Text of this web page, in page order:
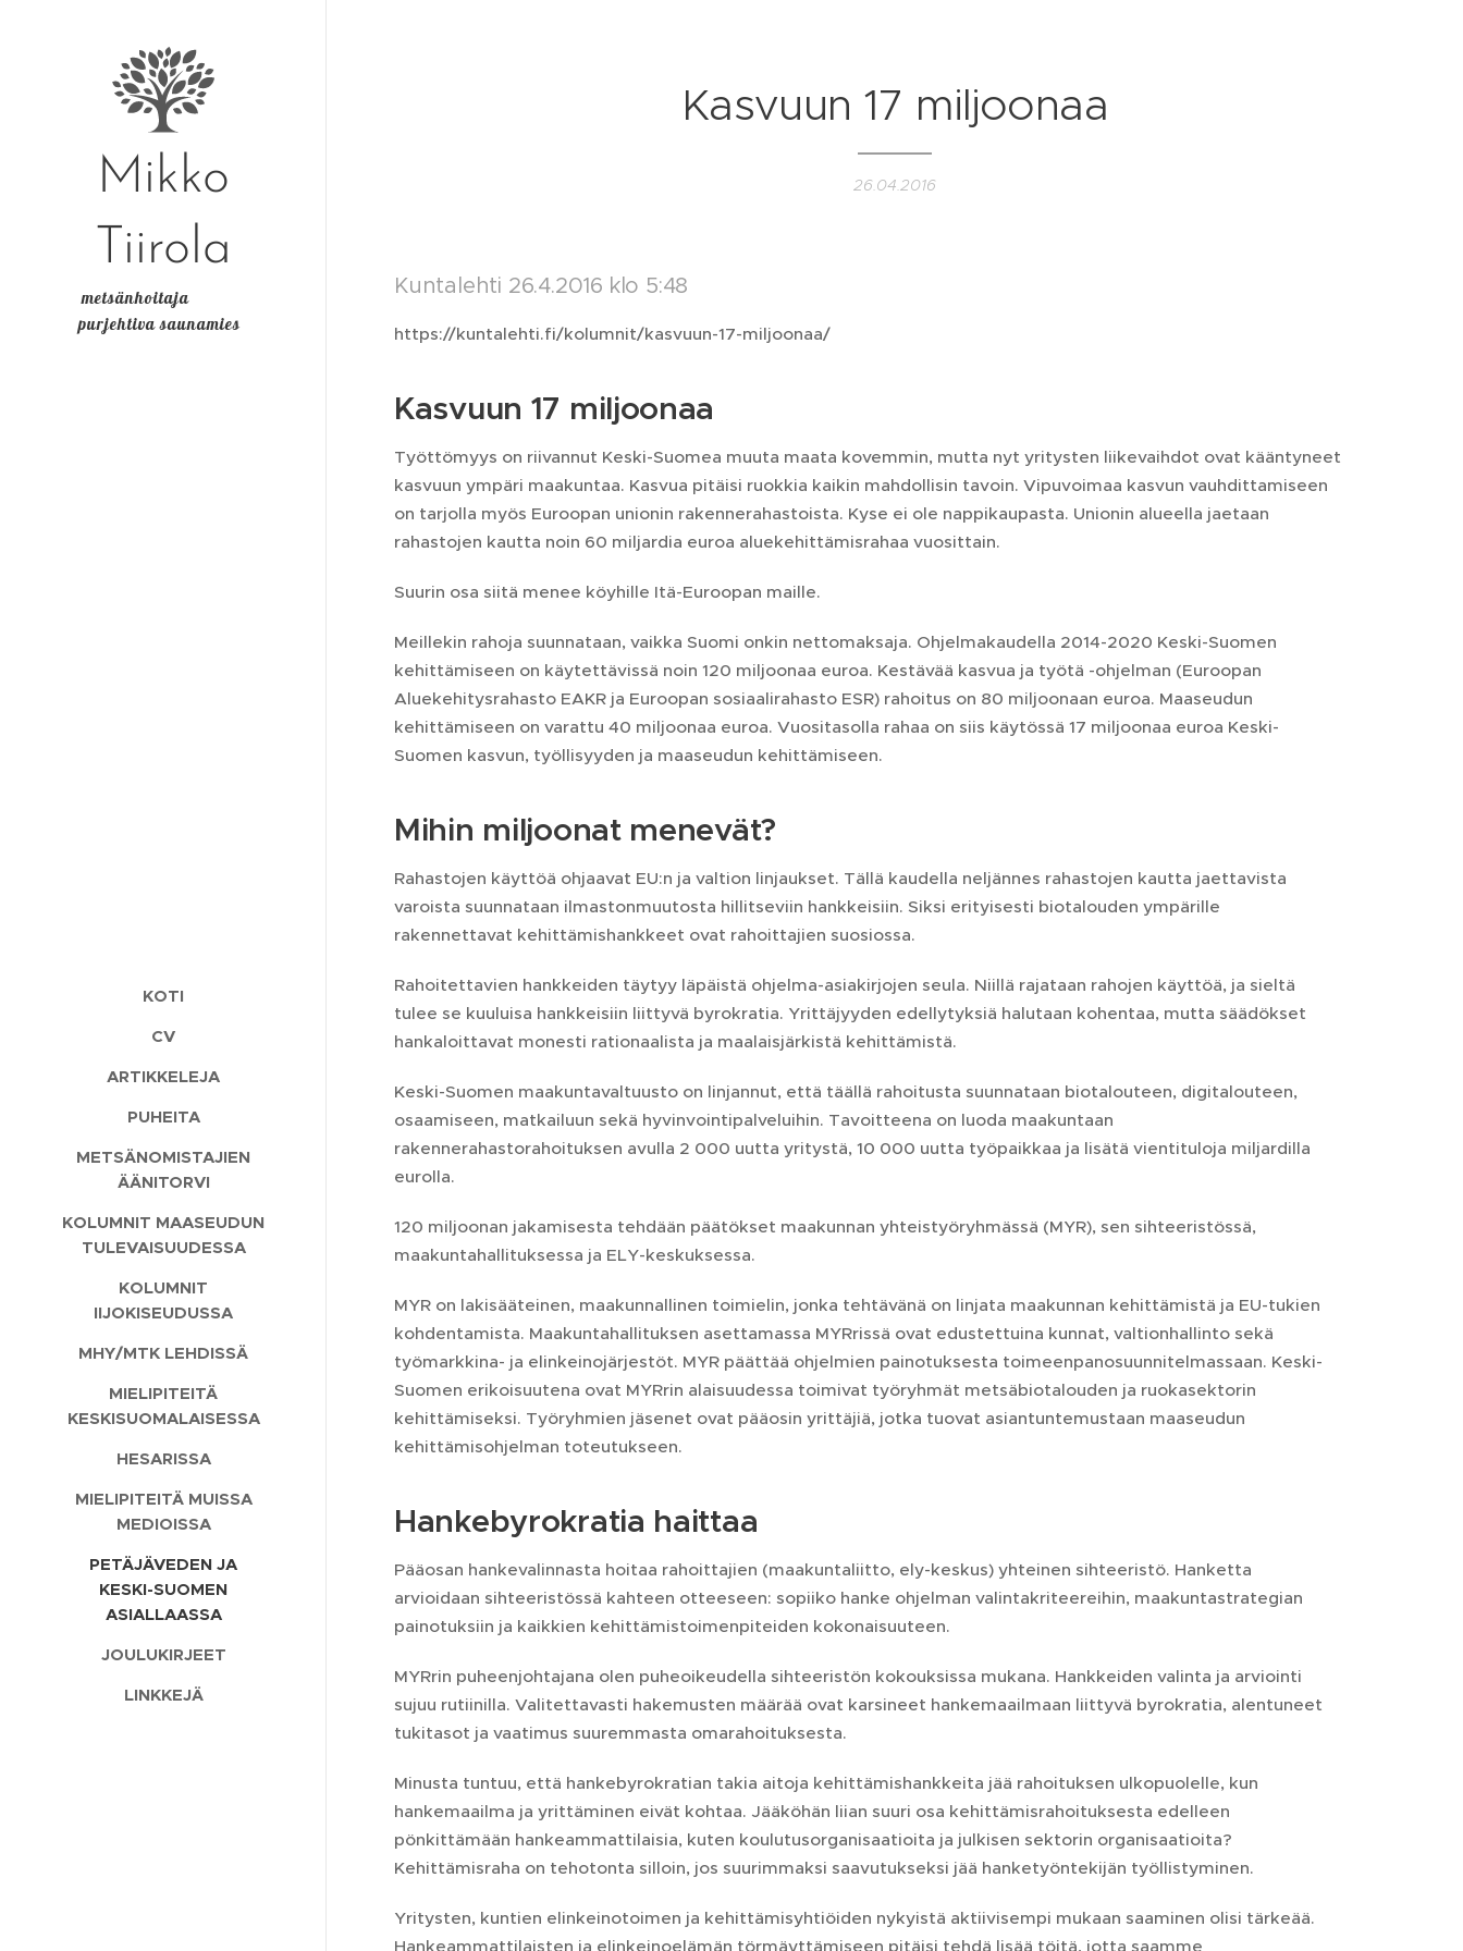
Mikko
Tiirola
metsänhoitaja
purjehtiva saunamies
KOTI
CV
ARTIKKELEJA
PUHEITA
METSÄNOMISTAJIEN
ÄÄNITORVI
KOLUMNIT MAASEUDUN
TULEVAISUUDESSA
KOLUMNIT
IIJOKISEUDUSSA
MHY/MTK LEHDISSÄ
MIELIPITEITÄ
KESKISUOMALAISESSA
HESARISSA
MIELIPITEITÄ MUISSA
MEDIOISSA
PETÄJÄVEDEN JA
KESKI-SUOMEN
ASIALLAASSA
JOULUKIRJEET
LINKKEJÄ
Kasvuun 17 miljoonaa
26.04.2016
Kuntalehti 26.4.2016 klo 5:48
https://kuntalehti.fi/kolumnit/kasvuun-17-miljoonaa/
Kasvuun 17 miljoonaa
Työttömyys on riivannut Keski-Suomea muuta maata kovemmin, mutta nyt yritysten liikevaihdot ovat kääntyneet
kasvuun ympäri maakuntaa. Kasvua pitäisi ruokkia kaikin mahdollisin tavoin. Vipuvoimaa kasvun vauhdittamiseen
on tarjolla myös Euroopan unionin rakennerahastoista. Kyse ei ole nappikaupasta. Unionin alueella jaetaan
rahastojen kautta noin 60 miljardia euroa aluekehittämisrahaa vuosittain.
Suurin osa siitä menee köyhille Itä-Euroopan maille.
Meillekin rahoja suunnataan, vaikka Suomi onkin nettomaksaja. Ohjelmakaudella 2014-2020 Keski-Suomen
kehittämiseen on käytettävissä noin 120 miljoonaa euroa. Kestävää kasvua ja työtä -ohjelman (Euroopan
Aluekehitysrahasto EAKR ja Euroopan sosiaalirahasto ESR) rahoitus on 80 miljoonaan euroa. Maaseudun
kehittämiseen on varattu 40 miljoonaa euroa. Vuositasolla rahaa on siis käytössä 17 miljoonaa euroa Keski-
Suomen kasvun, työllisyyden ja maaseudun kehittämiseen.
Mihin miljoonat menevät?
Rahastojen käyttöä ohjaavat EU:n ja valtion linjaukset. Tällä kaudella neljännes rahastojen kautta jaettavista
varoista suunnataan ilmastonmuutosta hillitseviin hankkeisiin. Siksi erityisesti biotalouden ympärille
rakennettavat kehittämishankkeet ovat rahoittajien suosiossa.
Rahoitettavien hankkeiden täytyy läpäistä ohjelma-asiakirjojen seula. Niillä rajataan rahojen käyttöä, ja sieltä
tulee se kuuluisa hankkeisiin liittyvä byrokratia. Yrittäjyyden edellytyksiä halutaan kohentaa, mutta säädökset
hankaloittavat monesti rationaalista ja maalaisjärkistä kehittämistä.
Keski-Suomen maakuntavaltuusto on linjannut, että täällä rahoitusta suunnataan biotalouteen, digitalouteen,
osaamiseen, matkailuun sekä hyvinvointipalveluihin. Tavoitteena on luoda maakuntaan
rakennerahastorahoituksen avulla 2 000 uutta yritystä, 10 000 uutta työpaikkaa ja lisätä vientituloja miljardilla
eurolla.
120 miljoonan jakamisesta tehdään päätökset maakunnan yhteistyöryhmässä (MYR), sen sihteeristössä,
maakuntahallituksessa ja ELY-keskuksessa.
MYR on lakisääteinen, maakunnallinen toimielin, jonka tehtävänä on linjata maakunnan kehittämistä ja EU-tukien
kohdentamista. Maakuntahallituksen asettamassa MYRrissä ovat edustettuina kunnat, valtionhallinto sekä
työmarkkina- ja elinkeinojärjestöt. MYR päättää ohjelmien painotuksesta toimeenpanosuunnitelmassaan. Keski-
Suomen erikoisuutena ovat MYRrin alaisuudessa toimivat työryhmät metsäbiotalouden ja ruokasektorin
kehittämiseksi. Työryhmien jäsenet ovat pääosin yrittäjiä, jotka tuovat asiantuntemustaan maaseudun
kehittämisohjelman toteutukseen.
Hankebyrokratia haittaa
Pääosan hankevalinnasta hoitaa rahoittajien (maakuntaliitto, ely-keskus) yhteinen sihteeristö. Hanketta
arvioidaan sihteeristössä kahteen otteeseen: sopiiko hanke ohjelman valintakriteereihin, maakuntastrategian
painotuksiin ja kaikkien kehittämistoimenpiteiden kokonaisuuteen.
MYRrin puheenjohtajana olen puheoikeudella sihteeristön kokouksissa mukana. Hankkeiden valinta ja arviointi
sujuu rutiinilla. Valitettavasti hakemusten määrää ovat karsineet hankemaailmaan liittyvä byrokratia, alentuneet
tukitasot ja vaatimus suuremmasta omarahoituksesta.
Minusta tuntuu, että hankebyrokratian takia aitoja kehittämishankkeita jää rahoituksen ulkopuolelle, kun
hankemaailma ja yrittäminen eivät kohtaa. Jääköhän liian suuri osa kehittämisrahoituksesta edelleen
pönkittämään hankeammattilaisia, kuten koulutusorganisaatioita ja julkisen sektorin organisaatioita?
Kehittämisraha on tehotonta silloin, jos suurimmaksi saavutukseksi jää hanketyöntekijän työllistyminen.
Yritysten, kuntien elinkeinotoimen ja kehittämisyhtiöiden nykyistä aktiivisempi mukaan saaminen olisi tärkeää.
Hankeammattilaisten ja elinkeinoelämän törmäyttämiseen pitäisi tehdä lisää töitä, jotta saamme